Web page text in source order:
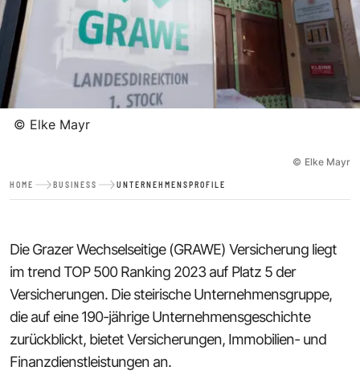
© Elke Mayr
© Elke Mayr
HOME BUSINESS UNTERNEHMENSPROFILE
Die Grazer Wechselseitige (GRAWE) Versicherung liegt
im trend TOP 500 Ranking 2023 auf Platz 5 der
Versicherungen. Die steirische Unternehmensgruppe,
die auf eine 190-jährige Unternehmensgeschichte
zurückblickt, bietet Versicherungen, Immobilien- und
Finanzdienstleistungen an.